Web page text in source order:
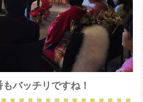
バッチリですね！